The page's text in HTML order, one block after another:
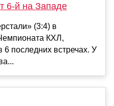
6-й на Западе
(3:4) в
КХЛ,
последних встречах. У